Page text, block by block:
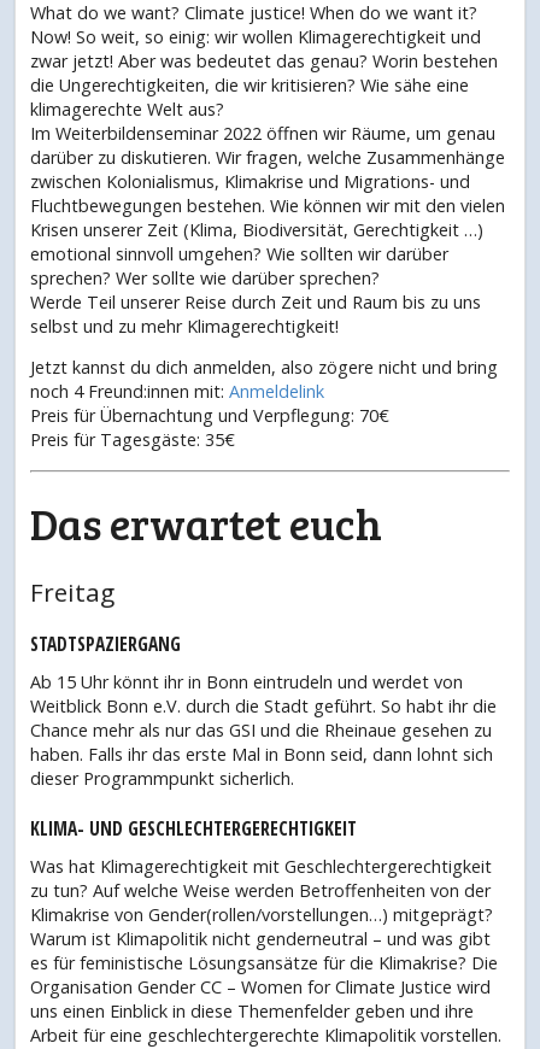
What do we want? Climate justice! When do we want it?
Now! So weit, so einig: wir wollen Klimagerechtigkeit und
zwar jetzt! Aber was bedeutet das genau? Worin bestehen
die Ungerechtigkeiten, die wir kritisieren? Wie sähe eine
klimagerechte Welt aus?
Im Weiterbildenseminar 2022 öffnen wir Räume, um genau
darüber zu diskutieren. Wir fragen, welche Zusammenhänge
zwischen Kolonialismus, Klimakrise und Migrations- und
Fluchtbewegungen bestehen. Wie können wir mit den vielen
Krisen unserer Zeit (Klima, Biodiversität, Gerechtigkeit …)
emotional sinnvoll umgehen? Wie sollten wir darüber
sprechen? Wer sollte wie darüber sprechen?
Werde Teil unserer Reise durch Zeit und Raum bis zu uns
selbst und zu mehr Klimagerechtigkeit!
Jetzt kannst du dich anmelden, also zögere nicht und bring
noch 4 Freund:innen mit: Anmeldelink
Preis für Übernachtung und Verpflegung: 70€
Preis für Tagesgäste: 35€
Das erwartet euch
Freitag
STADTSPAZIERGANG
Ab 15 Uhr könnt ihr in Bonn eintrudeln und werdet von
Weitblick Bonn e.V. durch die Stadt geführt. So habt ihr die
Chance mehr als nur das GSI und die Rheinaue gesehen zu
haben. Falls ihr das erste Mal in Bonn seid, dann lohnt sich
dieser Programmpunkt sicherlich.
KLIMA- UND GESCHLECHTERGERECHTIGKEIT
Was hat Klimagerechtigkeit mit Geschlechtergerechtigkeit
zu tun? Auf welche Weise werden Betroffenheiten von der
Klimakrise von Gender(rollen/vorstellungen…) mitgeprägt?
Warum ist Klimapolitik nicht genderneutral – und was gibt
es für feministische Lösungsansätze für die Klimakrise? Die
Organisation Gender CC – Women for Climate Justice wird
uns einen Einblick in diese Themenfelder geben und ihre
Arbeit für eine geschlechtergerechte Klimapolitik vorstellen.